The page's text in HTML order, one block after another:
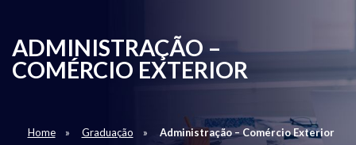
ADMINISTRAÇÃO –
COMÉRCIO EXTERIOR
Home Graduação Administração – Comércio Exterior